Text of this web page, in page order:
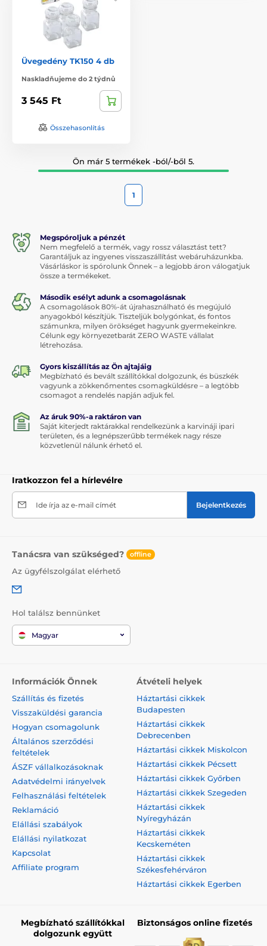
Üvegedény TK150 4 db
Naskladňujeme do 2 týdnů
3 545 Ft
Összehasonlítás
Ön már 5 termékek -ból/-ből 5.
1
Megspóroljuk a pénzét
Nem megfelelő a termék, vagy rossz választást tett?
Garantáljuk az ingyenes visszaszállítást webáruházunkba.
Vásárláskor is spórolunk Önnek – a legjobb áron válogatjuk
össze a termékeket.
Második esélyt adunk a csomagolásnak
A csomagolások 80%-át újrahasználható és megújuló
anyagokból készítjük. Tiszteljük bolygónkat, és fontos
számunkra, milyen örökséget hagyunk gyermekeinkre.
Célunk egy környezetbarát ZERO WASTE vállalat
létrehozása.
Gyors kiszállítás az Ön ajtajáig
Megbízható és bevált szállítókkal dolgozunk, és büszkék
vagyunk a zökkenőmentes csomagküldésre – a legtöbb
csomagot a rendelés napján adjuk fel.
Az áruk 90%-a raktáron van
Saját kiterjedt raktárakkal rendelkezünk a karvináji ipari
területen, és a legnépszerűbb termékek nagy része
közvetlenül nálunk érhető el.
Iratkozzon fel a hírlevélre
Ide írja az e-mail címét Bejelentkezés
Tanácsra van szükséged? offline
Az ügyfélszolgálat elérhető
Hol találsz bennünket
Magyar
Információk Önnek
Szállítás és fizetés
Visszaküldési garancia
Hogyan csomagolunk
Általános szerződési
feltételek
ÁSZF vállalkozásoknak
Adatvédelmi irányelvek
Felhasználási feltételek
Reklamáció
Elállási szabályok
Elállási nyilatkozat
Kapcsolat
Affiliate program
Átvételi helyek
Háztartási cikkek
Budapesten
Háztartási cikkek
Debrecenben
Háztartási cikkek Miskolcon
Háztartási cikkek Pécsett
Háztartási cikkek Győrben
Háztartási cikkek Szegeden
Háztartási cikkek
Nyíregyházán
Háztartási cikkek
Kecskeméten
Háztartási cikkek
Székesfehérváron
Háztartási cikkek Egerben
Megbízható szállítókkal
dolgozunk együtt
Biztonságos online fizetés